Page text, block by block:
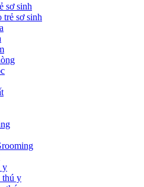
sơ sinh
sơ sinh
y
thú y